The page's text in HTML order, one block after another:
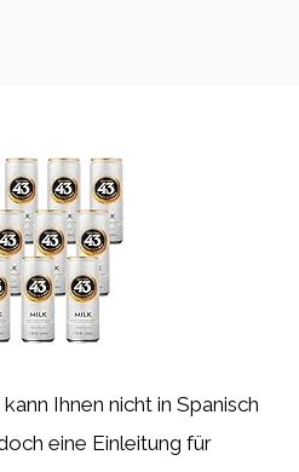
Ihnen nicht in Spanisch
eine Einleitung für